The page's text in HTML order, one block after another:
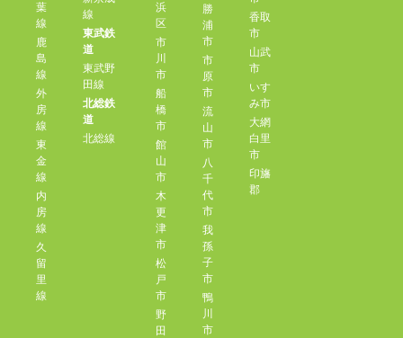
葉
線
鹿
島
線
外
房
線
東
金
線
内
房
線
久
留
里
線
線
東武鉄
道
東武野
田線
北総鉄
道
北総線
浜
区
市
川
市
船
橋
市
館
山
市
木
更
津
市
松
戸
市
野
田
勝
浦
市
市
原
市
流
山
市
八
千
代
市
我
孫
子
市
鴨
川
市
香取
市
山武
市
いす
み市
大網
白里
市
印旛
郡